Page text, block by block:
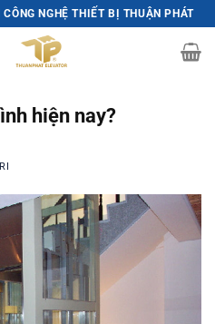
NGHỆ THIẾT BỊ THUẬN PHÁT
hiện nay?